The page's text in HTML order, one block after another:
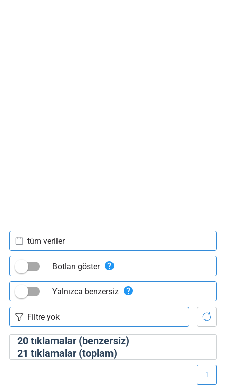
20tıklamalar (benzersiz)
21 tıklamalar (toplam)
tüm veriler
Botları göster
Yalnızca benzersiz
1